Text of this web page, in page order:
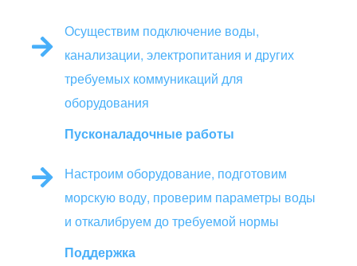
Осуществим подключение воды,
канализации, электропитания и других
требуемых коммуникаций для
оборудования
Пусконаладочные работы
Настроим оборудование, подготовим
морскую воду, проверим параметры воды
и откалибруем до требуемой нормы
Поддержка